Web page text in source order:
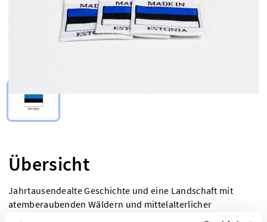
Übersicht
Jahrtausendealte Geschichte und eine Landschaft mit
atemberaubenden Wäldern und mittelalterlicher
Architektur – das ist Estland. Lass deine Arbeit mit unseren